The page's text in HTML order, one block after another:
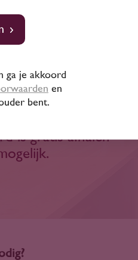
een
van €
is gratis afhalen
ga je akkoord
en
bent.